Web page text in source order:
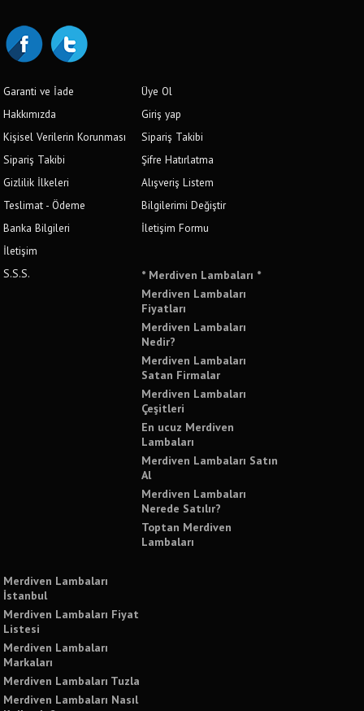
Garanti ve İade
Hakkımızda
Kişisel Verilerin Korunması
Sipariş Takibi
Gizlilik İlkeleri
Teslimat - Ödeme
Banka Bilgileri
İletişim
S.S.S.
Üye Ol
Giriş yap
Sipariş Takibi
Şifre Hatırlatma
Alışveriş Listem
Bilgilerimi Değiştir
İletişim Formu
* Merdiven Lambaları *
Merdiven Lambaları
Fiyatları
Merdiven Lambaları
Nedir?
Merdiven Lambaları
Satan Firmalar
Merdiven Lambaları
Çeşitleri
En ucuz Merdiven
Lambaları
Merdiven Lambaları Satın
Al
Merdiven Lambaları
Nerede Satılır?
Toptan Merdiven
Lambaları
Merdiven Lambaları
İstanbul
Merdiven Lambaları Fiyat
Listesi
Merdiven Lambaları
Markaları
Merdiven Lambaları Tuzla
Merdiven Lambaları Nasıl